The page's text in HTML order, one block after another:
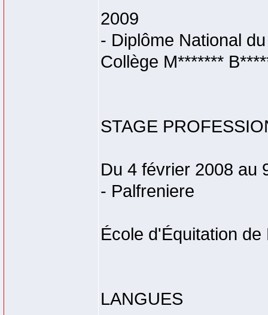
2009
- Diplôme National
Collège M*******
STAGE
Du 4 février 2008 au
- Palfreniere
École d'Équitation
LANGUES